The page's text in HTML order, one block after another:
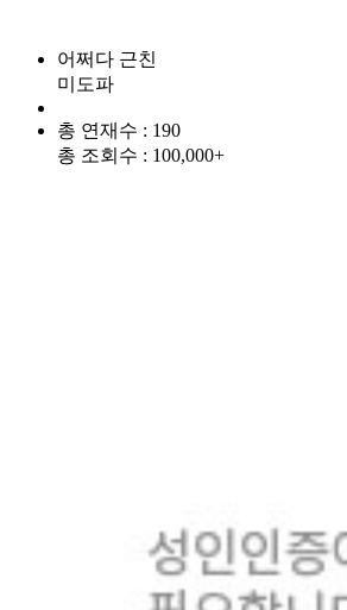
어쩌다 근친
미도파
총 연재수 : 190
총 조회수 : 100,000+